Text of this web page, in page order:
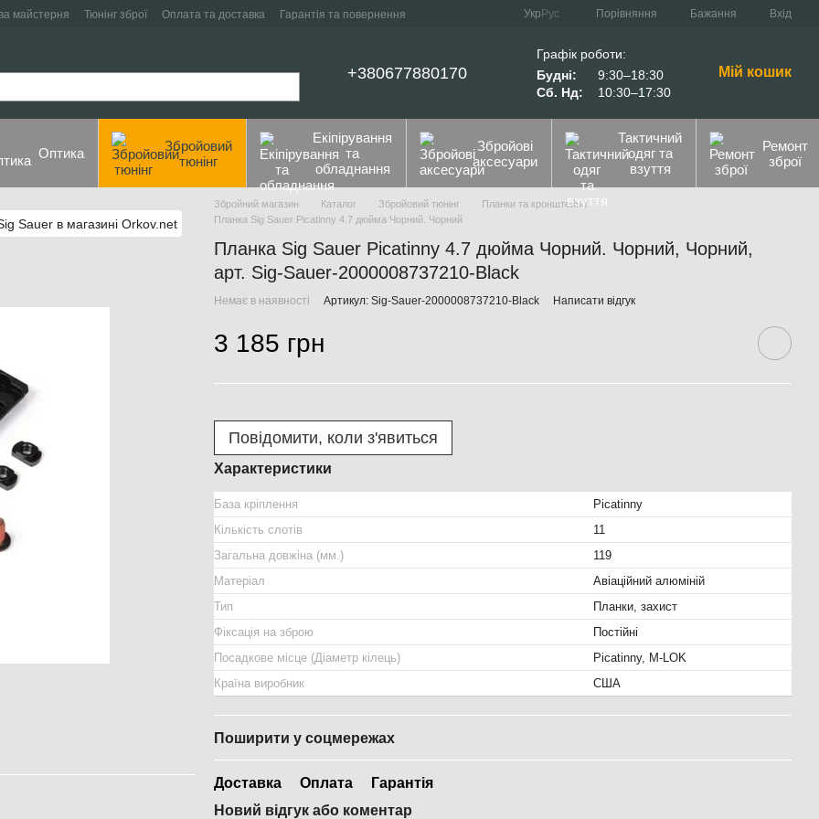
майстерня Тюнінг зброї Оплата та доставка Гарантія та повернення Укр Рус Порівняння Бажання Вхід
+380677880170
Графік роботи:
Будні:
9:30–18:30
Сб. Нд:
10:30–17:30
Мій кошик
Оптика
Збройовий
тюнінг
Екіпірування
та
обладнання
Збройові
аксесуари
Тактичний
одяг та
взуття
Ремонт
зброї
Збройний магазин Каталог Збройовий тюнінг
Планки та кронштейни
Планка Sig Sauer Picatinny 4.7 дюйма Чорний. Чорний
Планка Sig Sauer Picatinny 4.7 дюйма Чорний. Чорний, Чорний,
арт. Sig-Sauer-2000008737210-Black
Немає в наявності Артикул: Sig-Sauer-2000008737210-Black Написати відгук
3 185 грн
Повідомити, коли з'явиться
Характеристики
База кріплення
Picatinny
Кількість слотів
11
Загальна довжіна (мм.)
119
Матеріал
Авіаційний алюміній
Тип
Планки, захист
Фіксація на зброю
Постійні
Посадкове місце (Діаметр кілець)
Picatinny, M-LOK
Країна виробник
США
Поширити у соцмережах
Доставка Оплата
Гарантія
Новий відгук або коментар